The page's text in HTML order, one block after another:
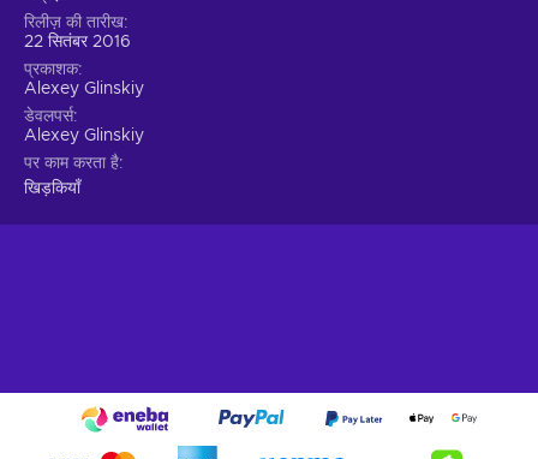
रिलीज़ की तारीख
22 सितंबर 2016
प्रकाशक
Alexey Glinskiy
डेवलपर्स
Alexey Glinskiy
पर काम करता है
खिड़कियाँ